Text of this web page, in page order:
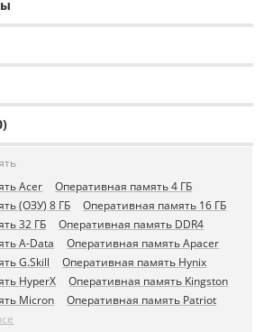
Acer
Оперативная память 4 ГБ
(ОЗУ) 8 ГБ
Оперативная память 16 ГБ
32 ГБ
Оперативная память DDR4
A-Data
Оперативная память Apacer
G.Skill
Оперативная память Hynix
HyperX
Оперативная память Kingston
Micron
Оперативная память Patriot